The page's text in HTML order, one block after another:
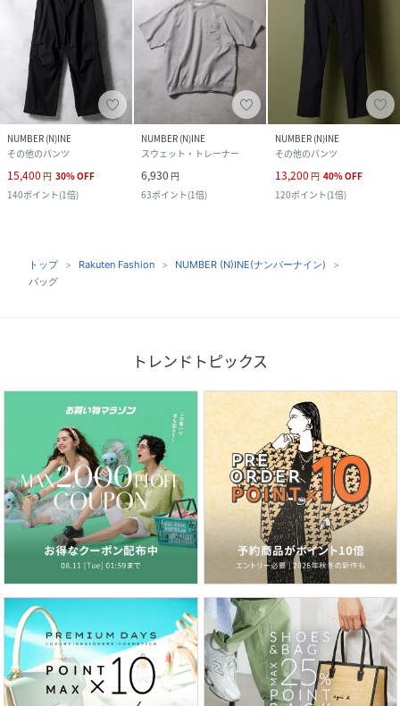
NUMBER (N)INE
その他のパンツ
15,400 円 30%OFF
140ポイント(1倍)
NUMBER (N)INE
スウェット・トレーナー
6,930 円
63ポイント(1倍)
NUMBER (N)INE
その他のパンツ
13,200 円 40%OFF
120ポイント(1倍)
トップ Rakuten Fashion
NUMBER (N)INE(ナンバーナイン)
バッグ
トレンドトピックス